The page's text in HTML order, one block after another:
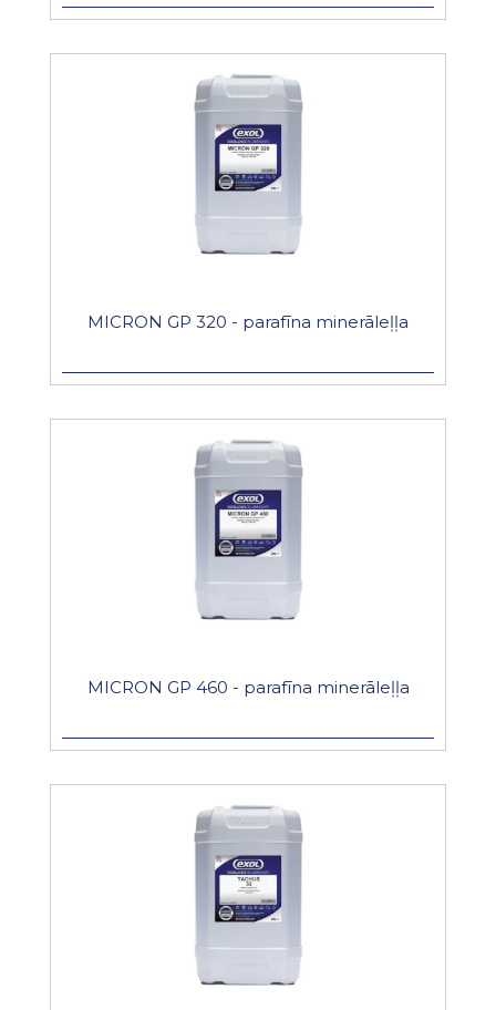
MICRON GP 320 - parafīna minerāleļļa
MICRON GP 460 - parafīna minerāleļļa